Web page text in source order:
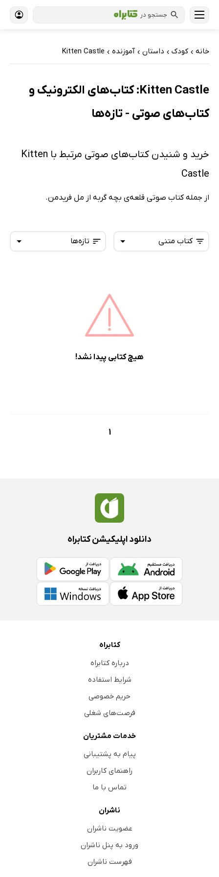
جستجو در
خانه › کودک › داستان › آموزنده ›
Kitten Castle
Kitten Castle: کتاب‌های الکترونیک و
کتاب‌های صوتی - تازه‌ها
خرید و شنیدن کتاب‌های صوتی مرتبط با Kitten
Castle
از جمله کتاب صوتی قلعه‌ی بچه گربه از مل فریدمن.
تازه‌ها
پرفروش‌ها
پربحث‌ها
کتاب متنی
هیچ کتابی پیدا نشد!
1
دانلود اپلیکیشن کتابراه
کتابراه
درباره کتابراه
شرایط استفاده
حریم خصوصی
فرصت‌های شغلی
خدمات مشتریان
پیام به پشتیبانی
راهنمای کاربران
تماس با ما
ناشران
عضویت ناشران
ورود به پنل ناشران
فهرست ناشران